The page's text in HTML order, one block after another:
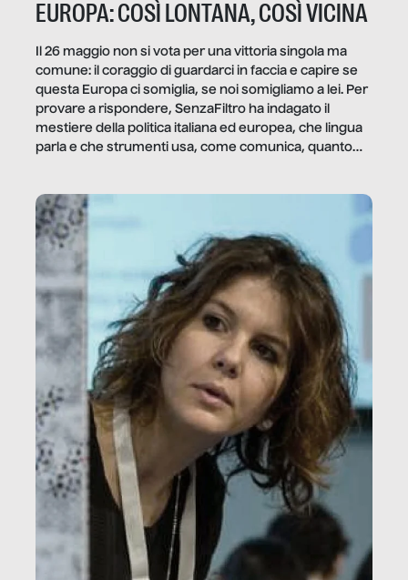
EUROPA: COSÌ LONTANA, COSÌ VICINA
Il 26 maggio non si vota per una vittoria singola ma
comune: il coraggio di guardarci in faccia e capire se
questa Europa ci somiglia, se noi somigliamo a lei. Per
provare a rispondere, SenzaFiltro ha indagato il
mestiere della politica italiana ed europea, che lingua
parla e che strumenti usa, come comunica, quanto